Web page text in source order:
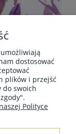
dostosować
plików i przejść
do swoich
Polityce